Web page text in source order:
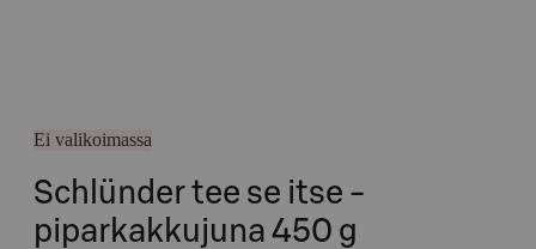
Ei valikoimassa
Schlünder tee se itse -
piparkakkujuna 450 g